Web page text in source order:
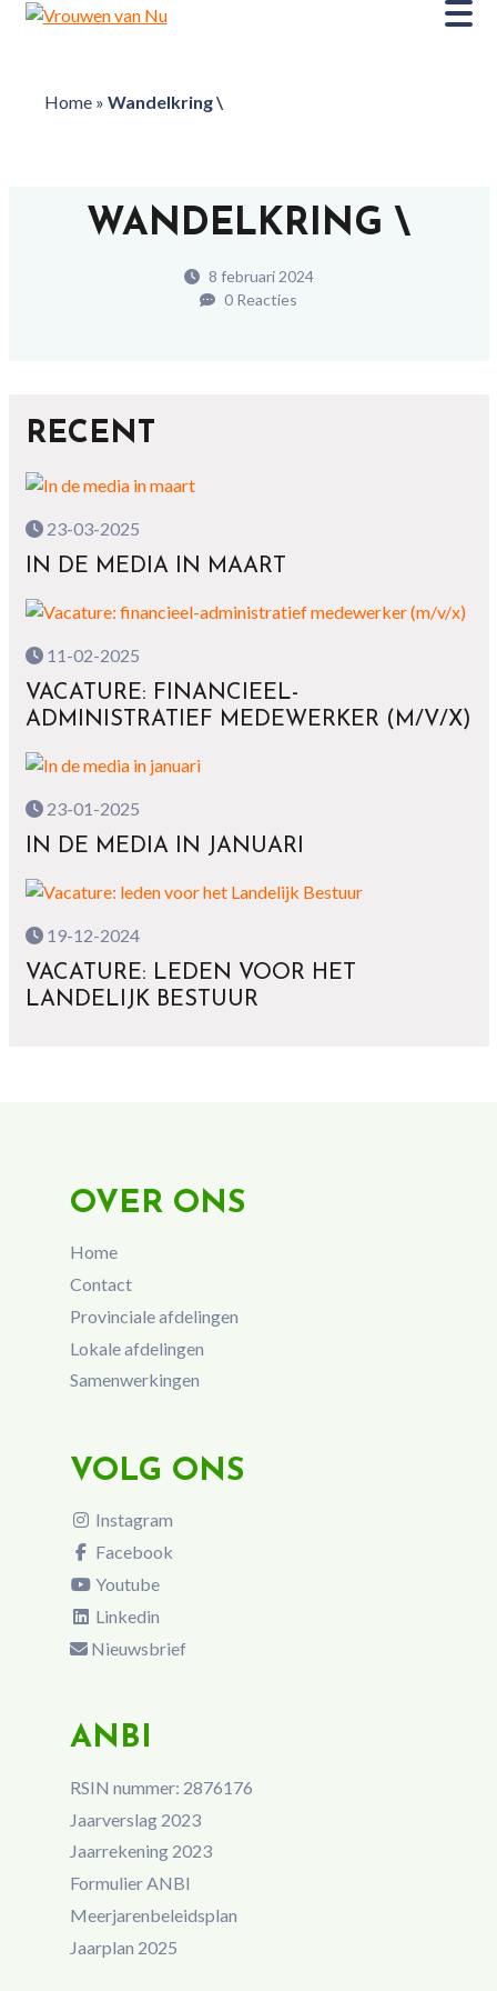
Home» Wandelkring \
WANDELKRING \
8 februari 2024
0 Reacties
RECENT
23-03-2025
IN DE MEDIA IN MAART
11-02-2025
VACATURE: FINANCIEEL-
ADMINISTRATIEF MEDEWERKER (M/V/X)
23-01-2025
IN DE MEDIA IN JANUARI
19-12-2024
VACATURE: LEDEN VOOR HET
LANDELIJK BESTUUR
OVER ONS
Home
Contact
Provinciale afdelingen
Lokale afdelingen
Samenwerkingen
VOLG ONS
Instagram
Facebook
Youtube
Linkedin
Nieuwsbrief
ANBI
RSIN nummer: 2876176
Jaarverslag 2023
Jaarrekening 2023
Formulier ANBI
Meerjarenbeleidsplan
Jaarplan 2025